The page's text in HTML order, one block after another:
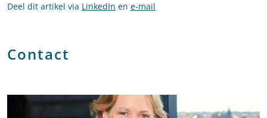
Deel dit artikel via LinkedIn en e-mail
Contact